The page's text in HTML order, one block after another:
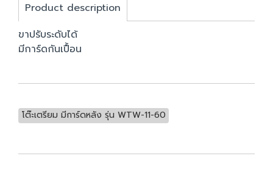
Product description
ขาปรับระดับได้
มีการ์ดกันเปื้อน
โต๊ะเตรียม มีการ์ดหลัง รุ่น WTW-11-60